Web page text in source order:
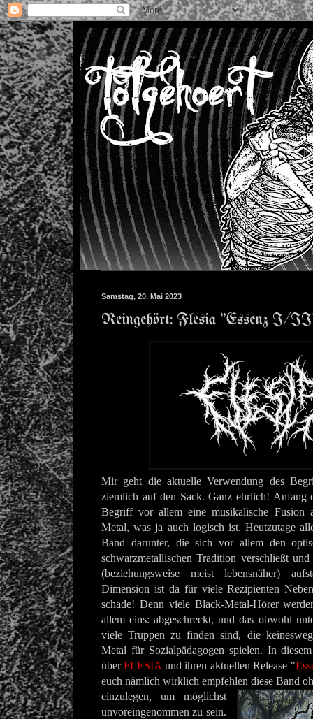
Samstag, 20. Mai 2023
Reingehört: Flesia "Essenz I/
Mir geht die aktuelle Verwendung des
ziemlich auf den Sack. Ganz ehrlich! Anfang
Begriff vor allem eine musikalische Fusion
Metal, was ja auch logisch ist. Heutzutage
Band darunter, die sich vor allem den
schwarzmetallischen Tradition verschließt
(beziehungsweise meist lebensnäher)
Dimension ist da für viele Rezipienten
schade! Denn viele Black-Metal-Hörer
allem eins: abgeschreckt, und das obwohl
viele Truppen zu finden sind, die
Metal für Sozialpädagogen spielen. In
überFLESIA und ihren aktuellen Release "
euch nämlich wirklich empfehlen diese Band
einzulegen, um möglichst
unvoreingenommen zu sein.